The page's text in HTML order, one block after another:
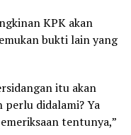
KPK akan
bukti lain yang
itu akan
perlu didalami? Ya
tentunya,”